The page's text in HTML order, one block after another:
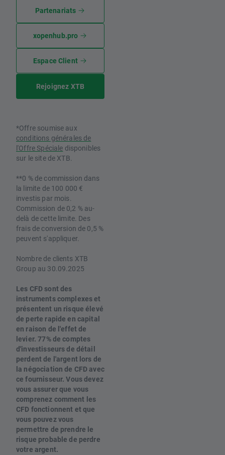
Partenariats
xopenhub.pro
Espace Client
Rejoignez XTB
*Offre soumise aux
conditions générales de
l'Offre Spéciale disponibles
sur le site de XTB.
**0 % de commission dans
la limite de 100 000 €
investis par mois.
Commission de 0,2 % au-
delà de cette limite. Des
frais de conversion de 0,5 %
peuvent s'appliquer.
Nombre de clients XTB
Group au 30.09.2025
Les CFD sont des
instruments complexes et
présentent un risque élevé
de perte rapide en capital
en raison de l'effet de
levier. 77% de comptes
d'investisseurs de détail
perdent de l'argent lors de
la négociation de CFD avec
ce fournisseur. Vous devez
vous assurer que vous
comprenez comment les
CFD fonctionnent et que
vous pouvez vous
permettre de prendre le
risque probable de perdre
votre argent.